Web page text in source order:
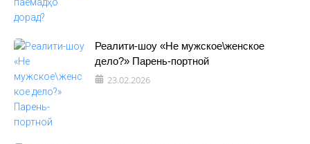
Реалити-шоу «Не мужское\женское
дело?» Парень-портной
23.02.2026